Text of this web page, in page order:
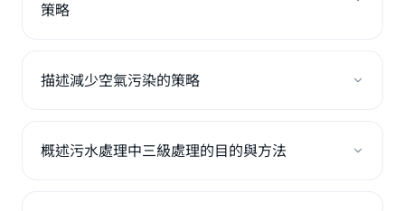
策略
描述減少空氣污染的策略
概述污水處理中三級處理的目的與方法